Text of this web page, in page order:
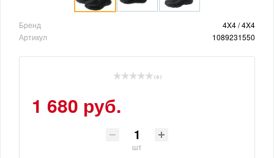
Бренд
4X4 / 4X4
Артикул
1089231550
( 0 )
1 680 руб.
шт